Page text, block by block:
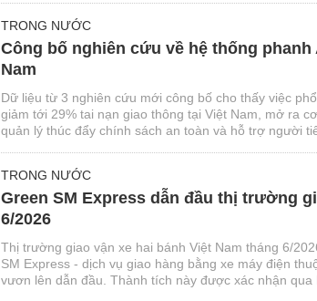
TRONG NƯỚC
Công bố nghiên cứu về hệ thống phanh
Nam
Dữ liệu từ 3 nghiên cứu mới công bố cho thấy việc
giảm tới 29% tai nạn giao thông tại Việt Nam, mở ra
quản lý thúc đẩy chính sách an toàn và hỗ trợ người
TRONG NƯỚC
Green SM Express dẫn đầu thị trường
6/2026
Thị trường giao vận xe hai bánh Việt Nam tháng 6/
SM Express - dịch vụ giao hàng bằng xe máy điện
vươn lên dẫn đầu. Thành tích này được xác nhận